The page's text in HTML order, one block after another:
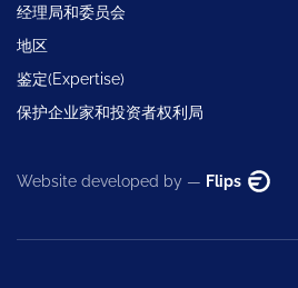
经理局和委员会
地区
鉴定(Expertise)
保护企业家和投资者权利局
Website developed by — Flips